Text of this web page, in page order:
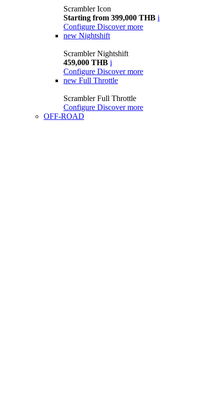
Scrambler Icon
Starting from 399,000 THB i
Configure Discover more
new Nightshift
Scrambler Nightshift
459,000 THB i
Configure Discover more
new Full Throttle
Scrambler Full Throttle
Configure Discover more
OFF-ROAD